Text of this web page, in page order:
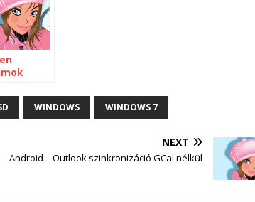
WINDOWS WINDOWS 7
NEXT
Android – Outlook szinkronizáció GCal nélkül